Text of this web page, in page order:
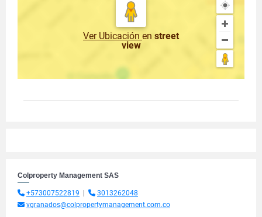
Ver Ubicación en street
view
Colproperty Management SAS
+573007522819
3013262048
vgranados@colpropertymanagement.com.co